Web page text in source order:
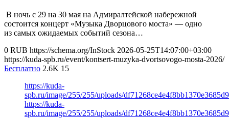
В ночь с 29 на 30 мая на Адмиралтейской набережной
состоится концерт «Музыка Дворцового моста» — одно
из самых ожидаемых событий сезона…
0 RUB https://schema.org/InStock 2026-05-25T14:07:00+03:00
https://kuda-spb.ru/event/kontsert-muzyka-dvortsovogo-mosta-2026/
Бесплатно 2.6K 15
https://kuda-
spb.ru/image/255/255/uploads/
https://kuda-
spb.ru/image/255/255/uploads/